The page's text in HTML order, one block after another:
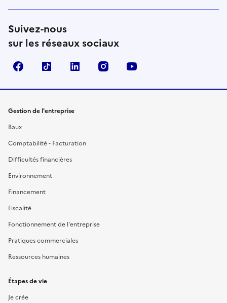
Suivez-nous
sur les réseaux sociaux
FacebookTikTok Linkedin Instagram
Gestion de l'entreprise
Baux
Comptabilité - Facturation
Difficultés financières
Environnement
Financement
Fiscalité
Fonctionnement de l'entreprise
Pratiques commerciales
Ressources humaines
Étapes de vie
Je crée